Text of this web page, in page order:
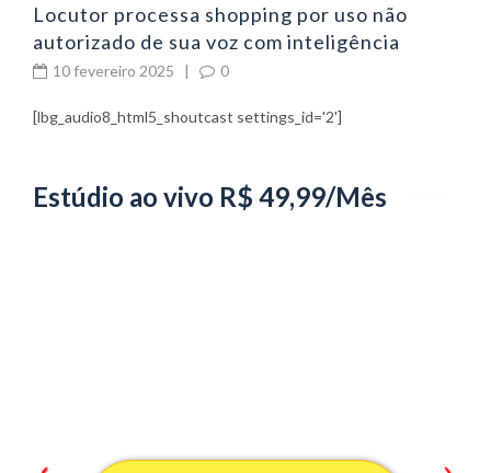
Locutor processa shopping por uso não
autorizado de sua voz com inteligência
artificial
10 fevereiro 2025 | 0
[lbg_audio8_html5_shoutcast settings_id='2']
Estúdio ao vivo R$ 49,99/Mês